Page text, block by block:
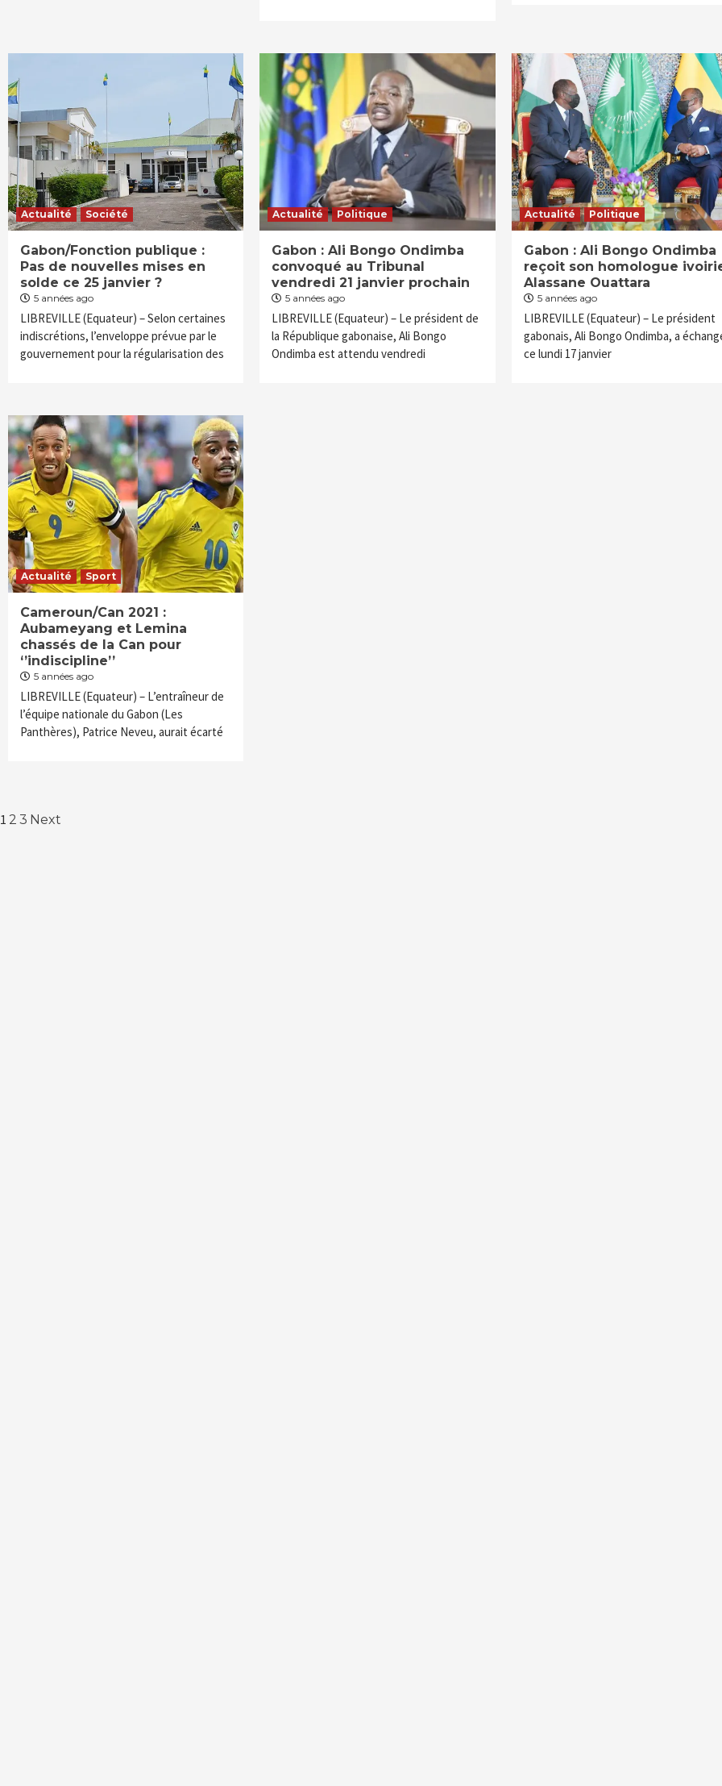
Actualité Société
Gabon/Fonction publique :
Pas de nouvelles mises en
solde ce 25 janvier ?
5 années ago
LIBREVILLE (Equateur) – Selon certaines
indiscrétions, l’enveloppe prévue par le
gouvernement pour la régularisation des
Actualité Politique
Gabon : Ali Bongo Ondimba
convoqué au Tribunal
vendredi 21 janvier prochain
5 années ago
LIBREVILLE (Equateur) – Le président de
la République gabonaise, Ali Bongo
Ondimba est attendu vendredi
Actualité Politique
Gabon : Ali Bongo Ondimba
reçoit son homologue
Alassane Ouattara
5 années ago
LIBREVILLE (Equateur) – Le président
gabonais, Ali Bongo Ondimba, a
ce lundi 17 janvier
Actualité Sport
Cameroun/Can 2021 :
Aubameyang et Lemina
chassés de la Can pour
‘’indiscipline’’
5 années ago
LIBREVILLE (Equateur) – L’entraîneur de
l’équipe nationale du Gabon (Les
Panthères), Patrice Neveu, aurait écarté
Navigation
1 2 3 Next